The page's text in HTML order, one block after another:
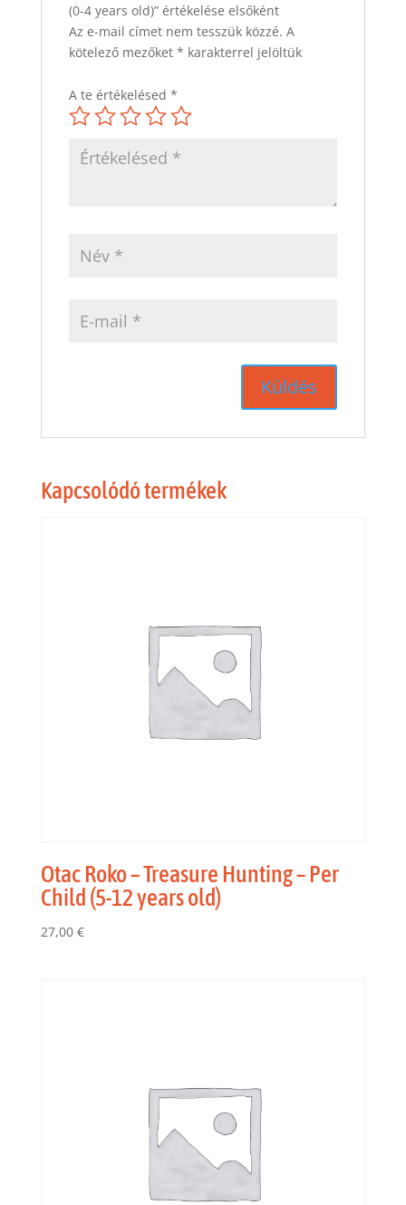
(0-4 years old)” értékelése elsőként
Az e-mail címet nem tesszük közzé. A
kötelező mezőket * karakterrel jelöltük
A te értékelésed *
Kapcsolódó termékek
Otac Roko – Treasure Hunting – Per
Child (5-12 years old)
27,00 €